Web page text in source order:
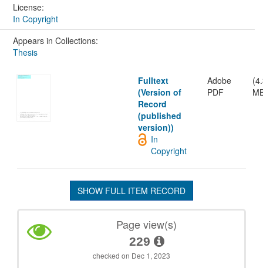
License:
In Copyright
Appears in Collections:
Thesis
Fulltext
(Version of
Record
(published
version))
Adobe
PDF
In
Copyright
SHOW FULL ITEM RECORD
Page view(s)
229
checked on Dec 1, 2023